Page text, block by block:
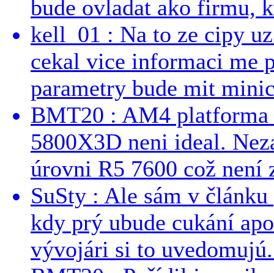
bude ovladat ako firmu,
kell_01 : Na to ze cipy
cekal vice informaci me
parametry bude mit
BMT20 : AM4 platforma
5800X3D neni ideal.
úrovni R5 7600 což není
SuSty : Ale sám v
kdy prý ubude cukání
vývojári si to